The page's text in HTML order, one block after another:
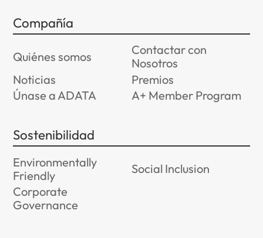
Compañía
Quiénes somos
Contactar con
Nosotros
Noticias
Premios
Únase a ADATA
A+ Member Program
Sostenibilidad
Environmentally
Friendly
Social Inclusion
Corporate
Governance